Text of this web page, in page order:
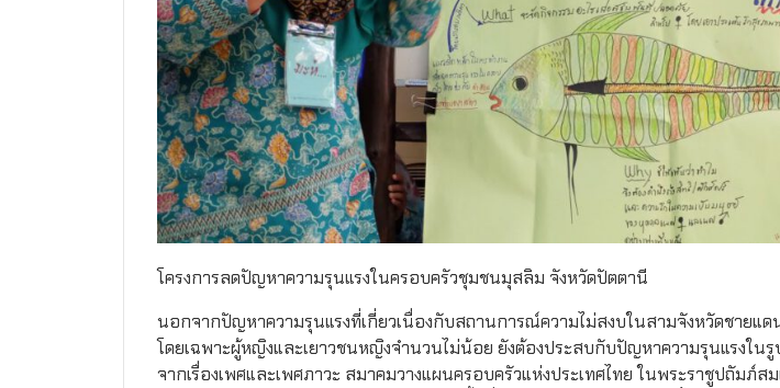
โครงการลดปัญหาความรุนแรงในครอบครัวชุมชนมุสลิม จังหวัดปัตตานี
นอกจากปัญหาความรุนแรงที่เกี่ยวเนื่องกับสถานการณ์ความไม่สงบในสามจังหวัดชายแด
โดยเฉพาะผู้หญิงและเยาวชนหญิงจำนวนไม่น้อย ยังต้องประสบกับปัญหาความรุนแรงในรู
จากเรื่องเพศและเพศภาวะ สมาคมวางแผนครอบครัวแห่งประเทศไทย ในพระราชูปถัมภ์